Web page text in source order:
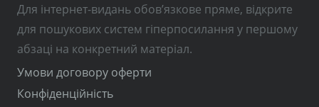
Для інтернет-видань обов’язкове пряме, відкрите
для пошукових систем гіперпосилання у першому
абзаці на конкретний матеріал.
Умови договору оферти
Конфіденційність